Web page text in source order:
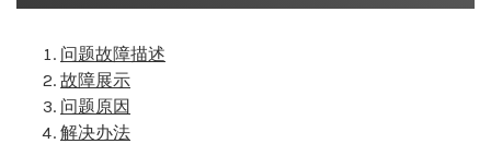
问题故障描述
故障展示
问题原因
解决办法